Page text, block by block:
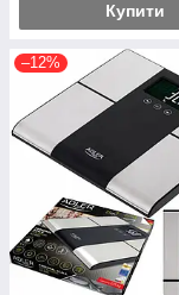
Купити
–12%